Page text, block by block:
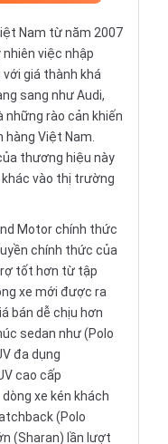
Nam từ năm 2007
nhiên việc nhập
giá thành khá
sang như Audi,
những rào cản khiến
hàng Việt Nam.
thương hiệu này
vào thị trường
Motor chính thức
chính thức của
tốt hơn từ tập
xe mới được ra
bán dễ chịu hơn
sedan như (Polo
đa dụng
cao cấp
xe kén khách
(Polo
(Sharan) lần lượt